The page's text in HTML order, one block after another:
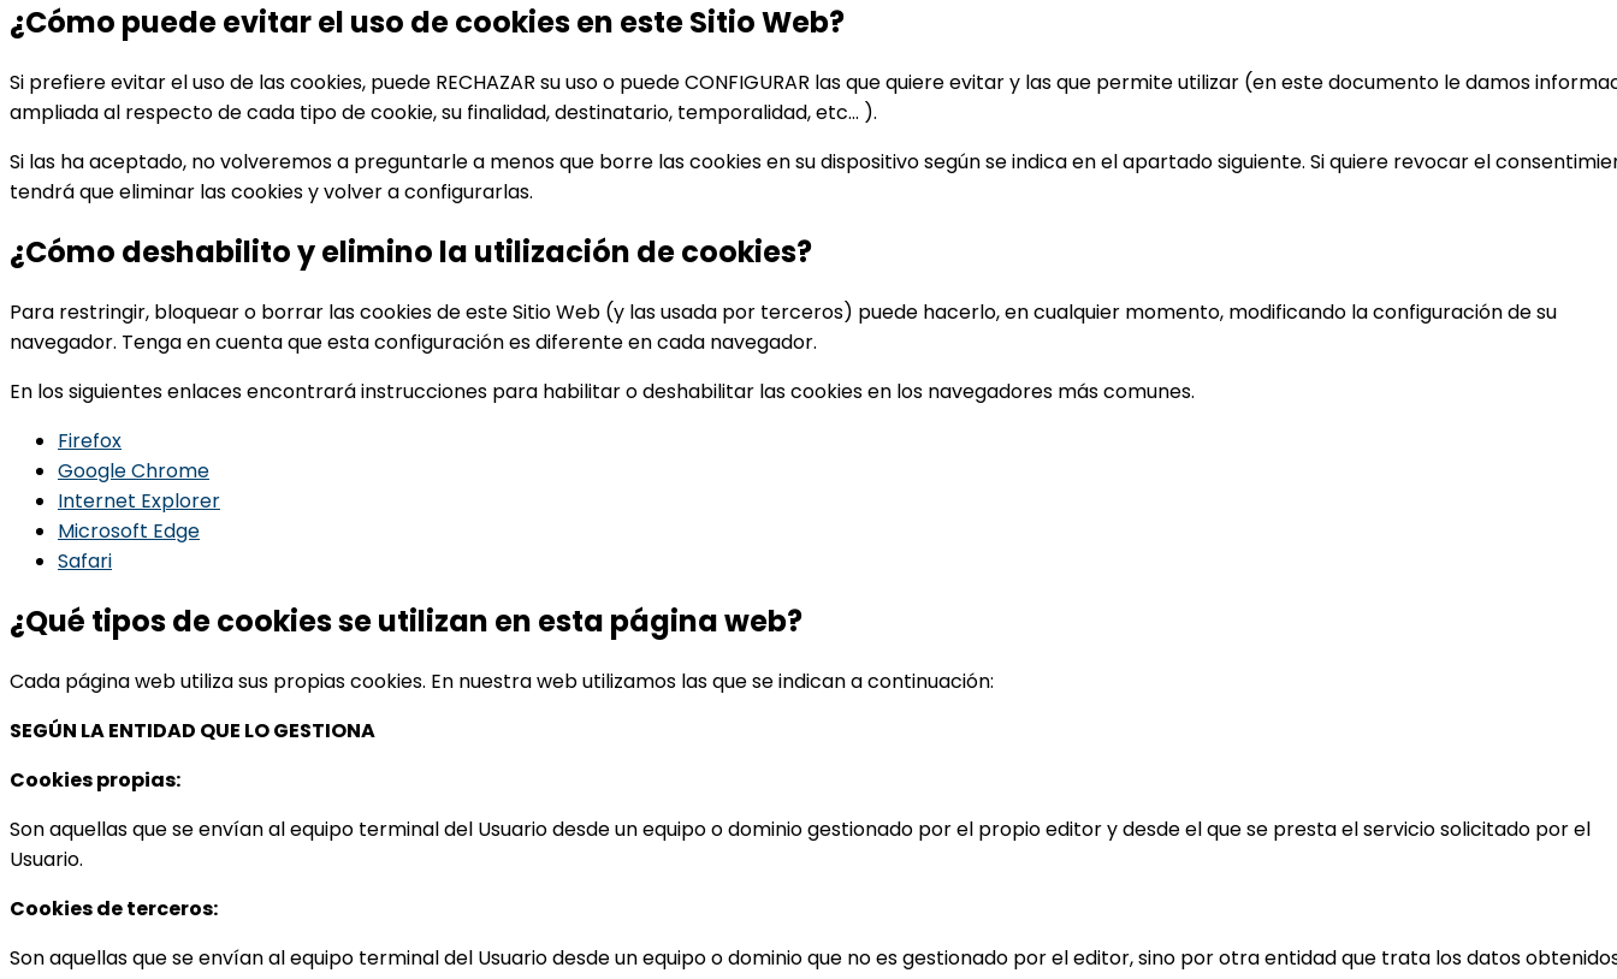
¿Cómo puede evitar el uso de cookies en este Sitio Web?
Si prefiere evitar el uso de las cookies, puede RECHAZAR su uso o puede CONFIGURAR las que quiere evitar y las que permite utilizar (en este documento le damos
ampliada al respecto de cada tipo de cookie, su finalidad, destinatario, temporalidad, etc... ).
Si las ha aceptado, no volveremos a preguntarle a menos que borre las cookies en su dispositivo según se indica en el apartado siguiente. Si quiere revocar el
tendrá que eliminar las cookies y volver a configurarlas.
¿Cómo deshabilito y elimino la utilización de cookies?
Para restringir, bloquear o borrar las cookies de este Sitio Web (y las usada por terceros) puede hacerlo, en cualquier momento, modificando la configuración de su
navegador. Tenga en cuenta que esta configuración es diferente en cada navegador.
En los siguientes enlaces encontrará instrucciones para habilitar o deshabilitar las cookies en los navegadores más comunes.
Firefox
Google Chrome
Internet Explorer
Microsoft Edge
Safari
¿Qué tipos de cookies se utilizan en esta página web?
Cada página web utiliza sus propias cookies. En nuestra web utilizamos las que se indican a continuación:
SEGÚN LA ENTIDAD QUE LO GESTIONA
Cookies propias:
Son aquellas que se envían al equipo terminal del Usuario desde un equipo o dominio gestionado por el propio editor y desde el que se presta el servicio solicitado por el
Usuario.
Cookies de terceros:
Son aquellas que se envían al equipo terminal del Usuario desde un equipo o dominio que no es gestionado por el editor, sino por otra entidad que trata los datos